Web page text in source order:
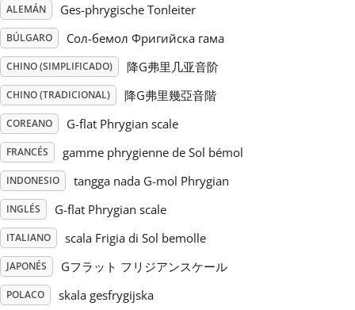
Svenska
Tiếng Việt
Українська
简体中文
繁體中文
ALEMÁN Ges-phrygische Tonleiter
BÚLGARO Сол-бемол Фригийска гама
CHINO (SIMPLIFICADO) 降G弗里几亚音阶
CHINO (TRADICIONAL) 降G弗里幾亞音階
COREANO G-flat Phrygian scale
FRANCÉS gamme phrygienne de Sol bémol
INDONESIO tangga nada G-mol Phrygian
INGLÉS G-flat Phrygian scale
ITALIANO scala Frigia di Sol bemolle
JAPONÉS Gフラット フリジアンスケール
POLACO skala gesfrygijska